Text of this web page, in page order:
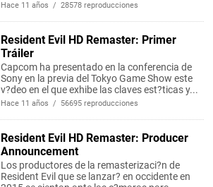
Hace 11 años / 28578 reproducciones
Resident Evil HD Remaster: Primer
Tráiler
Capcom ha presentado en la conferencia de
Sony en la previa del Tokyo Game Show este
v?deo en el que exhibe las claves est?ticas y...
Hace 11 años / 56695 reproducciones
Resident Evil HD Remaster: Producer
Announcement
Los productores de la remasterizaci?n de
Resident Evil que se lanzar? en occidente en